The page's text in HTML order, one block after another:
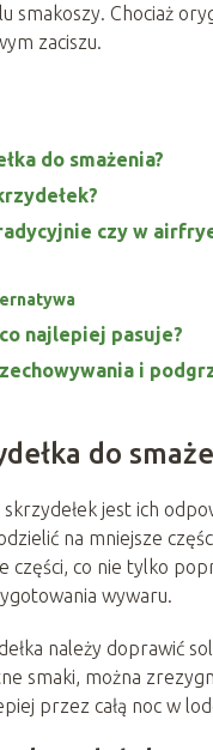
smakoszy. Chociaż
zaciszu.
do smażenia?
czy w
najlepiej pasuje?
i
do
jest ich
na mniejsze
co nie tylko
wywaru.
należy doprawić
smaki, można
przez całą noc w